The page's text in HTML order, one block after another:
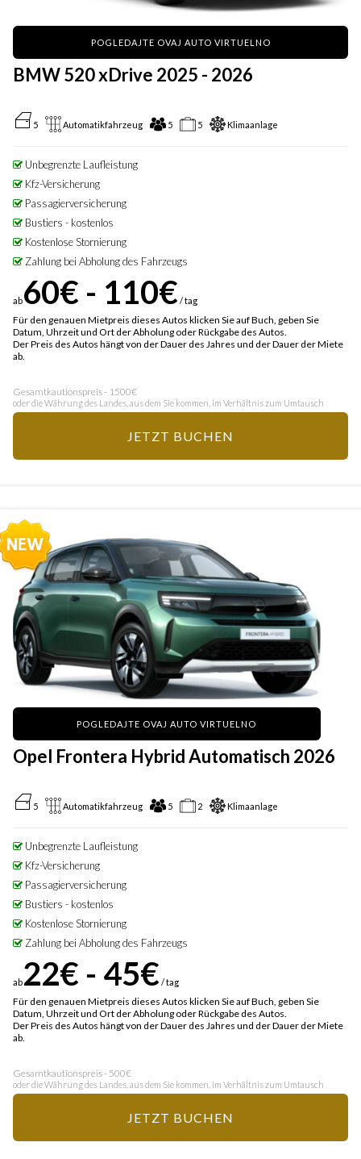
POGLEDAJTE OVAJ AUTO VIRTUELNO
BMW 520 xDrive 2025 - 2026
5 Automatikfahrzeug 5 5 Klimaanlage
Unbegrenzte Laufleistung
Kfz-Versicherung
Passagierversicherung
Bustiers - kostenlos
Kostenlose Stornierung
Zahlung bei Abholung des Fahrzeugs
ab60€ - 110€ / tag
Für den genauen Mietpreis dieses Autos klicken Sie auf Buch, geben Sie
Datum, Uhrzeit und Ort der Abholung oder Rückgabe des Autos.
Der Preis des Autos hängt von der Dauer des Jahres und der Dauer der Miete
ab.
Gesamtkautionspreis - 1500€
oder die Währung des Landes, aus dem Sie kommen, im Verhältnis zum Umtausch
JETZT BUCHEN
POGLEDAJTE OVAJ AUTO VIRTUELNO
Opel Frontera Hybrid Automatisch 2026
5 Automatikfahrzeug 5 2 Klimaanlage
Unbegrenzte Laufleistung
Kfz-Versicherung
Passagierversicherung
Bustiers - kostenlos
Kostenlose Stornierung
Zahlung bei Abholung des Fahrzeugs
ab22€ - 45€ / tag
Für den genauen Mietpreis dieses Autos klicken Sie auf Buch, geben Sie
Datum, Uhrzeit und Ort der Abholung oder Rückgabe des Autos.
Der Preis des Autos hängt von der Dauer des Jahres und der Dauer der Miete
ab.
Gesamtkautionspreis - 500€
oder die Währung des Landes, aus dem Sie kommen, im Verhältnis zum Umtausch
JETZT BUCHEN